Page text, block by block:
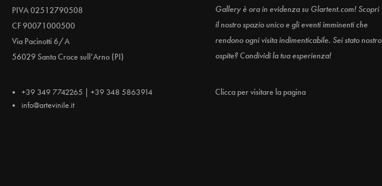
PIVA 02512790508
CF 90071000500
Via Pacinotti 6/A
56029 Santa Croce sull’Arno (PI)
+39 349 7742265 | +39 348 5863914
info@artevinile.it
Gallery è ora in evidenza su Glartent.com! Scopri
il nostro spazio unico e gli eventi imminenti che
rendono ogni visita indimenticabile. Sei stato nostro
ospite? Condividi la tua esperienza!
Clicca per visitare la pagina